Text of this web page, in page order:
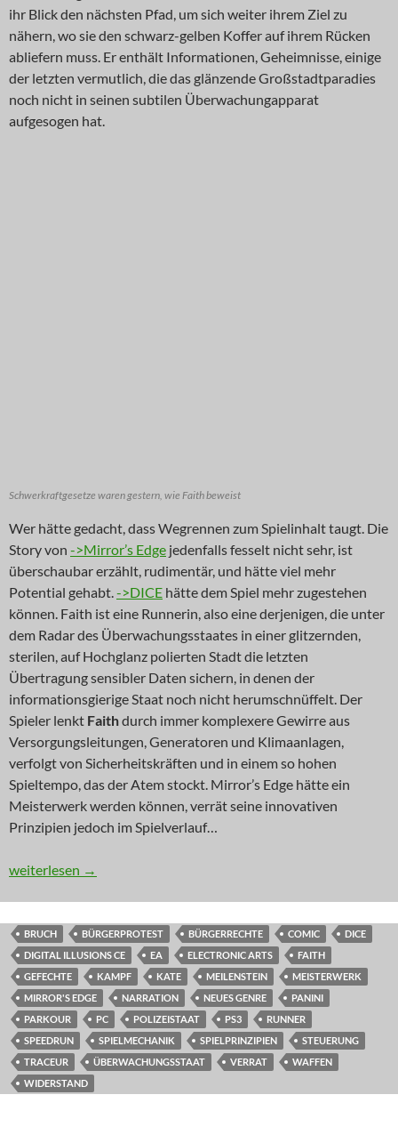
ihr Blick den nächsten Pfad, um sich weiter ihrem Ziel zu
nähern, wo sie den schwarz-gelben Koffer auf ihrem Rücken
abliefern muss. Er enthält Informationen, Geheimnisse, einige
der letzten vermutlich, die das glänzende Großstadtparadies
noch nicht in seinen subtilen Überwachungapparat
aufgesogen hat.
Schwerkraftgesetze waren gestern, wie Faith beweist
Wer hätte gedacht, dass Wegrennen zum Spielinhalt taugt. Die
Story von ->Mirror’s Edge jedenfalls fesselt nicht sehr, ist
überschaubar erzählt, rudimentär, und hätte viel mehr
Potential gehabt.->DICE hätte dem Spiel mehr zugestehen
können. Faith ist eine Runnerin, also eine derjenigen, die unter
dem Radar des Überwachungsstaates in einer glitzernden,
sterilen, auf Hochglanz polierten Stadt die letzten
Übertragung sensibler Daten sichern, in denen der
informationsgierige Staat noch nicht herumschnüffelt. Der
Spieler lenkt Faithdurch immer komplexere Gewirre aus
Versorgungsleitungen, Generatoren und Klimaanlagen,
verfolgt von Sicherheitskräften und in einem so hohen
Spieltempo, das der Atem stockt. Mirror’s Edge hätte ein
Meisterwerk werden können, verrät seine innovativen
Prinzipien jedoch im Spielverlauf…
RETRO: Ähhh! Ich muss weg!
weiterlesen →
BRUCH BÜRGERPROTEST BÜRGERRECHTE COMIC
DICE
DIGITAL ILLUSIONS CE
EA ELECTRONIC ARTS
FAITH
GEFECHTE
KAMPF KATE MEILENSTEIN
MEISTERWERK
MIRROR'S EDGE
NARRATION NEUES GENRE
PANINI
PARKOUR
PC POLIZEISTAAT PS3
RUNNER
SPEEDRUN
SPIELMECHANIK SPIELPRINZIPIEN
STEUERUNG
TRACEUR
ÜBERWACHUNGSSTAAT VERRAT
WAFFEN
WIDERSTAND